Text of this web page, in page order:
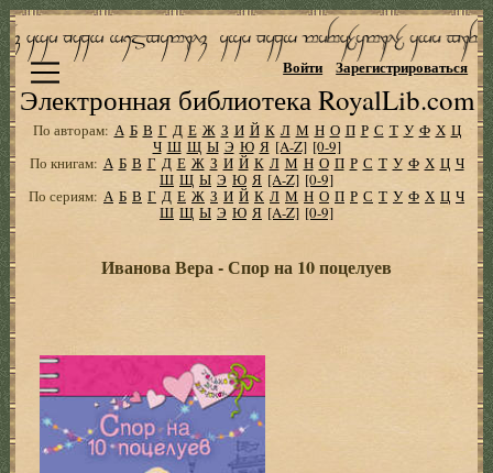
Электронная библиотека RoyalLib.com
Войти Зарегистрироваться
По авторам: А Б В Г Д Е Ж З И Й К Л М Н О П Р С Т У Ф Х Ц
Ч Ш Щ Ы Э Ю Я [A-Z] [0-9]
По книгам: А Б В Г Д Е Ж З И Й К Л М Н О П Р С Т У Ф Х Ц Ч
Ш Щ Ы Э Ю Я [A-Z] [0-9]
По сериям: А Б В Г Д Е Ж З И Й К Л М Н О П Р С Т У Ф Х Ц Ч
Ш Щ Ы Э Ю Я [A-Z] [0-9]
Иванова Вера - Спор на 10 поцелуев